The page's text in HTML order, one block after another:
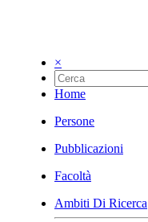
×
Home
Persone
Pubblicazioni
Facoltà
Ambiti Di Ricerca